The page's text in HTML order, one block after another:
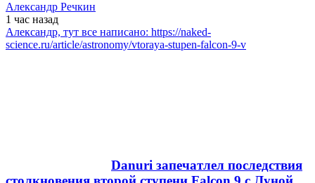
Александр Речкин
1 час назад
Александр, тут все написано: https://naked-
science.ru/article/astronomy/vtoraya-stupen-falcon-9-v
Danuri запечатлел последствия